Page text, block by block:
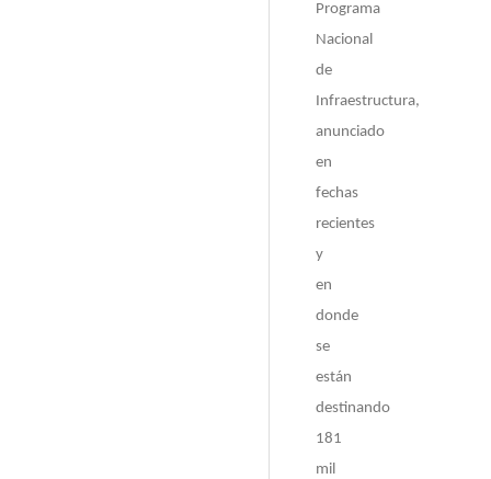
Programa
Nacional
de
Infraestructura,
anunciado
en
fechas
recientes
y
en
donde
se
están
destinando
181
mil